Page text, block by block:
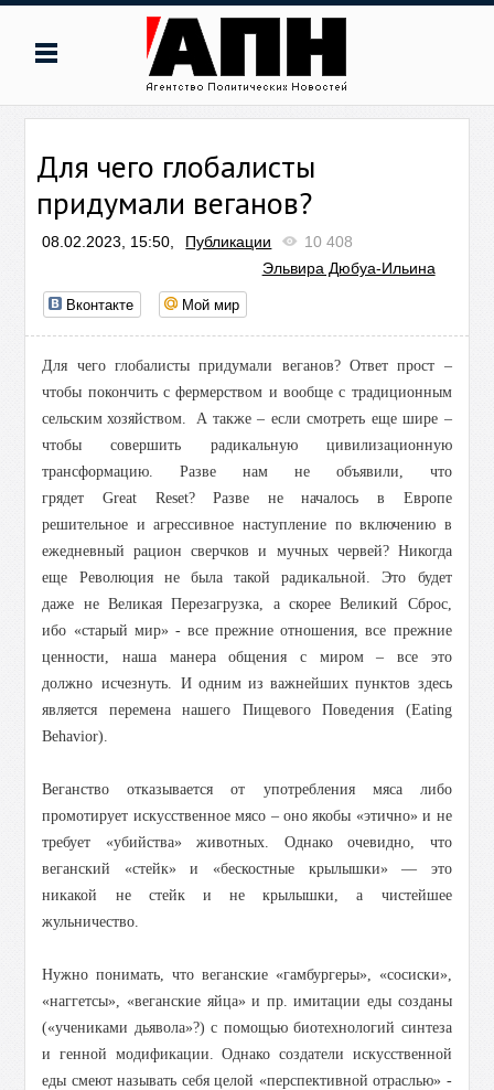
Для чего глобалисты
придумали веганов?
08.02.2023, 15:50, Публикации
10 408
Эльвира Дюбуа-Ильина
Вконтакте Мой мир
Для чего глобалисты придумали веганов? Ответ прост –
чтобы покончить с фермерством и вообще с традиционным
сельским хозяйством.
А также – если смотреть еще шире –
чтобы совершить радикальную цивилизационную
трансформацию. Разве нам не объявили, что
грядет Great Reset? Разве не началось в Европе
решительное и агрессивное наступление по включению в
ежедневный рацион сверчков и мучных червей? Никогда
еще Революция не была такой радикальной. Это будет
даже не Великая Перезагрузка, а скорее Великий Сброс,
ибо «старый мир» - все прежние отношения, все прежние
ценности, наша манера общения с миром – все это
должно исчезнуть. И одним из важнейших пунктов здесь
является перемена нашего Пищевого Поведения (Eating
Behavior).
Веганство отказывается от употребления мяса либо
промотирует искусственное мясо – оно якобы «этично» и не
требует «убийства» животных. Однако очевидно, что
веганский «стейк» и «бескостные крылышки» — это
никакой не стейк и не крылышки, а чистейшее
жульничество.
Нужно понимать, что веганские «гамбургеры», «сосиски»,
«наггетсы», «веганские яйца» и пр. имитации еды созданы
(«учениками дьявола»?) с помощью биотехнологий синтеза
и генной модификации.Однако создатели искусственной
еды смеют называть себя целой «перспективной отраслью» -